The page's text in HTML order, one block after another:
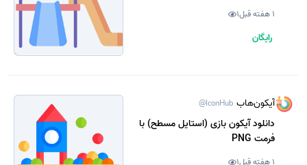
1 هفته قبل 1
رایگان
آیکون‌هاب @IconHub
دانلود آیکون بازی (استایل مسطح) با
فرمت PNG
1 هفته قبل 1